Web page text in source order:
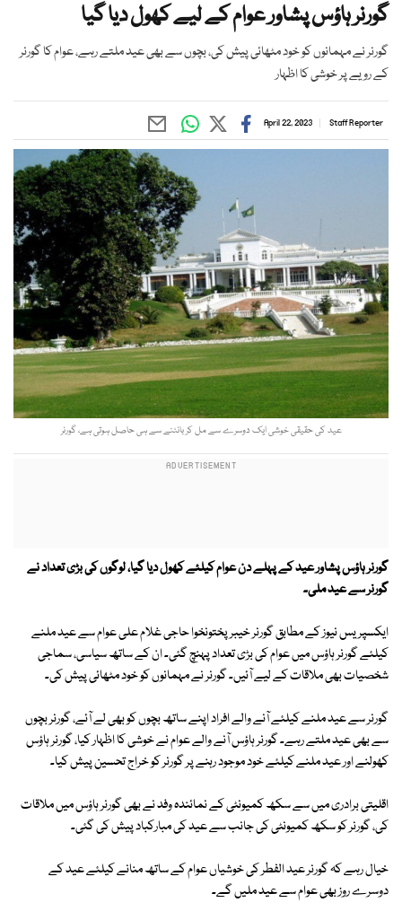
گورنر ہاؤس پشاور عوام کے لیے کھول دیا گیا
گورنر نے مہمانوں کو خود مٹھائی پیش کی، بچوں سے بھی عید ملتے رہے، عوام کا گورنر
کے رویے پر خوشی کا اظہار
Staff Reporter
April 22, 2023
عید کی حقیقی خوشی ایک دوسرے سے مل کر بانٹنے سے ہی حاصل ہوتی ہے، گورنر
گورنر ہاؤس پشاور عید کے پہلے دن عوام کیلئے کھول دیا گیا، لوگوں کی بڑی تعداد نے
گورنر سے عید ملی۔
ایکسپریس نیوز کے مطابق گورنر خیبرپختونخوا حاجی غلام علی عوام سے عید ملنے
کیلئے گورنر ہاؤس میں عوام کی بڑی تعداد پہنچ گئی۔ ان کے ساتھ سیاسی، سماجی
شخصیات بھی ملاقات کے لیے آئیں۔ گورنر نے مہمانوں کو خود مٹھائی پیش کی۔
گورنر سے عید ملنے کیلئے آنے والے افراد اپنے ساتھ بچوں کو بھی لے آئے، گورنر بچوں
سے بھی عید ملتے رہے۔ گورنر ہاؤس آنے والے عوام نے خوشی کا اظہار کیا، گورنر ہاؤس
کھولنے اور عید ملنے کیلئے خود موجود رہنے پر گورنر کو خراج تحسین پیش کیا۔
اقلیتی برادری میں سے سکھ کمیونٹی کے نمائندہ وفد نے بھی گورنر ہاؤس میں ملاقات
کی، گورنر کو سکھ کمیونٹی کی جانب سے عید کی مبارکباد پیش کی گئی۔
خیال رہے کہ گورنر عید الفطر کی خوشیاں عوام کے ساتھ منانے کیلئے عید کے
دوسرے روز بھی عوام سے عید ملیں گے۔